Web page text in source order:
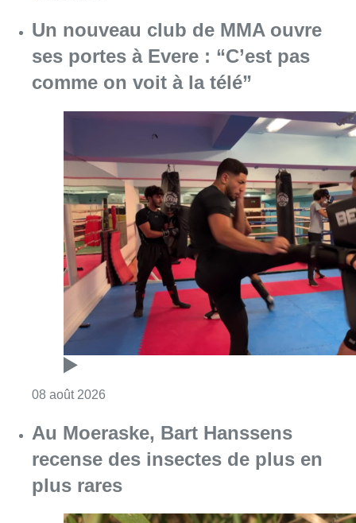
Un nouveau club de MMA ouvre
ses portes à Evere : “C’est pas
comme on voit à la télé”
08 août 2026
Au Moeraske, Bart Hanssens
recense des insectes de plus en
plus rares